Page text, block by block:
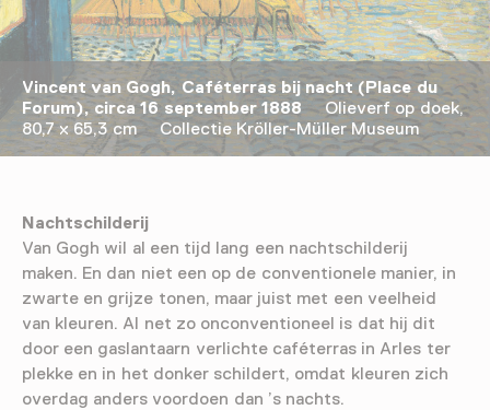
Vincent van Gogh, Caféterras bij nacht (Place du
Forum), circa 16 september 1888 Olieverf op doek,
80,7 x 65,3 cm Collectie Kröller-Müller Museum
Nachtschilderij
Van Gogh wil al een tijd lang een nachtschilderij
maken. En dan niet een op de conventionele manier, in
zwarte en grijze tonen, maar juist met een veelheid
van kleuren. Al net zo onconventioneel is dat hij dit
door een gaslantaarn verlichte caféterras in Arles ter
plekke en in het donker schildert, omdat kleuren zich
overdag anders voordoen dan ’s nachts.